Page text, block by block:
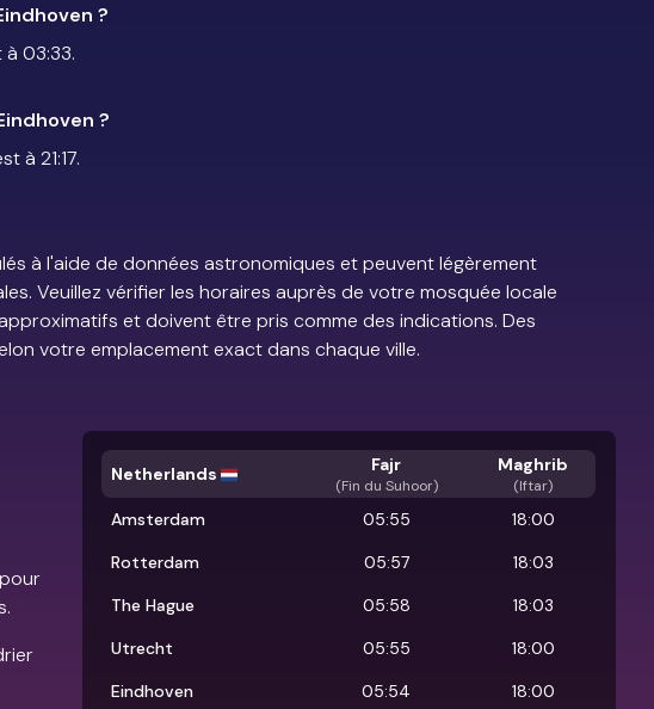
?
03:33.
?
à 21:17.
à l'aide de données astronomiques et peuvent légèrement
Veuillez vérifier les horaires auprès de votre mosquée locale
et doivent être pris comme des indications. Des
votre emplacement exact dans chaque ville.
Netherlands Fajr
(Fin du Suhoor)
Maghrib
(Iftar)
Amsterdam 05:55
18:00
Rotterdam
05:57
18:03
The Hague
05:58
18:03
Utrecht
05:55
18:00
Eindhoven
05:54
18:00